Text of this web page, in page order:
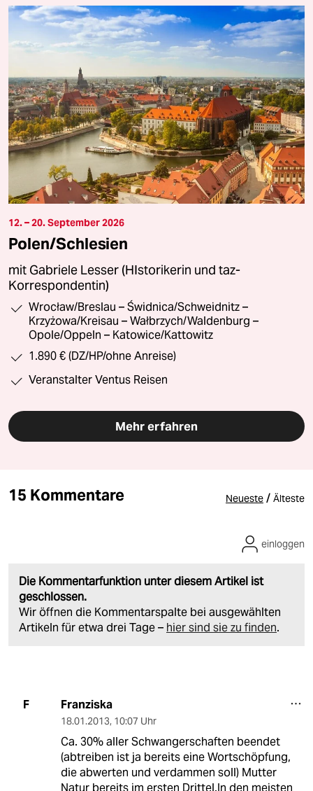
12. – 20. September 2026
Polen/Schlesien
mit Gabriele Lesser (HIstorikerin und taz-
Korrespondentin)
Wrocław/Breslau – Świdnica/Schweidnitz –
Krzyżowa/Kreisau – Wałbrzych/Waldenburg –
Opole/Oppeln – Katowice/Kattowitz
1.890 € (DZ/HP/ohne Anreise)
Veranstalter Ventus Reisen
Mehr erfahren
15 Kommentare Neueste / Älteste
Die Kommentarfunktion unter diesem Artikel ist
geschlossen.
Wir öffnen die Kommentarspalte bei ausgewählten
Artikeln für etwa drei Tage – hier sind sie zu finden.
einloggen
F Franziska
18.01.2013, 10:07 Uhr
Ca. 30% aller Schwangerschaften beendet
(abtreiben ist ja bereits eine Wortschöpfung,
die abwerten und verdammen soll) Mutter
Natur bereits im ersten Drittel.In den meisten